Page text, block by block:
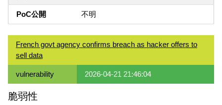
PoC公開 不明
French govt agency confirms breach as hacker offers to
sell data
vulnerability 2026-04-21 21:46:04
脆弱性